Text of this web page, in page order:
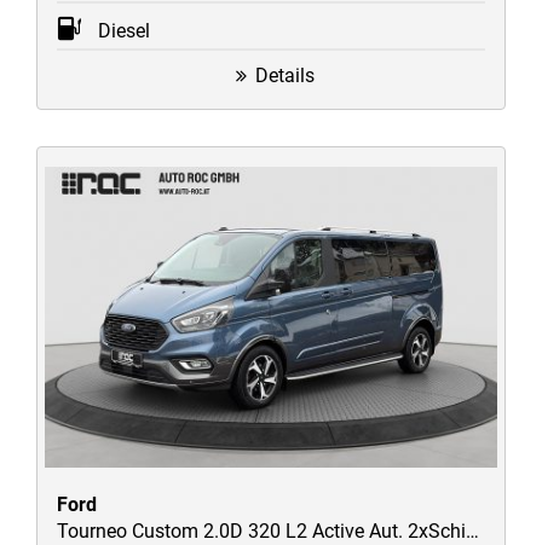
Diesel
Details
Ford
Tourneo Custom 2.0D 320 L2 Active Aut. 2xSchiebetüren/AHK/Assistenzpaket/STH/Kamera/Zusatzheizung-Hinten/uvm